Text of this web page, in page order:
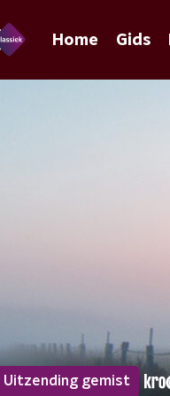
Home Gids
Uitzending gemist